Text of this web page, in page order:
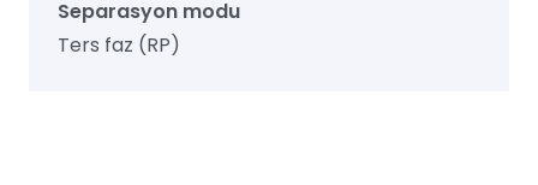
Separasyon modu
Ters faz (RP)